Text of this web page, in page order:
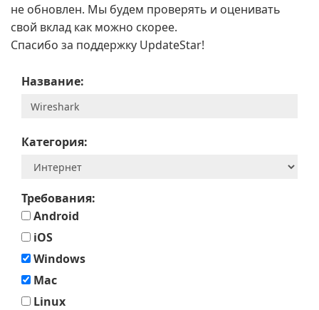
не обновлен. Мы будем проверять и оценивать
свой вклад как можно скорее.
Спасибо за поддержку UpdateStar!
Название:
Категория:
Требования:
Android
iOS
Windows
Mac
Linux